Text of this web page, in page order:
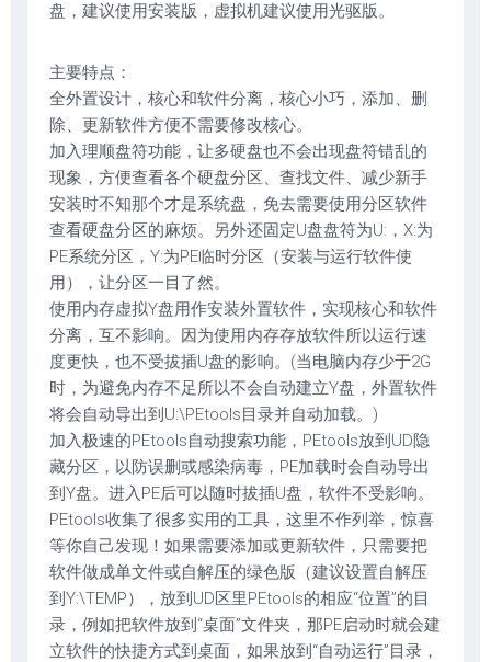
盘，建议使用安装版，虚拟机建议使用光驱版。
主要特点：
全外置设计，核心和软件分离，核心小巧，添加、删
除、更新软件方便不需要修改核心。
加入理顺盘符功能，让多硬盘也不会出现盘符错乱的
现象，方便查看各个硬盘分区、查找文件、减少新手
安装时不知那个才是系统盘，免去需要使用分区软件
查看硬盘分区的麻烦。另外还固定U盘盘符为U:，X:为
PE系统分区，Y:为PE临时分区（安装与运行软件使
用），让分区一目了然。
使用内存虚拟Y盘用作安装外置软件，实现核心和软件
分离，互不影响。因为使用内存存放软件所以运行速
度更快，也不受拔插U盘的影响。(当电脑内存少于2G
时，为避免内存不足所以不会自动建立Y盘，外置软件
将会自动导出到U:\PEtools目录并自动加载。)
加入极速的PEtools自动搜索功能，PEtools放到UD隐
藏分区，以防误删或感染病毒，PE加载时会自动导出
到Y盘。进入PE后可以随时拔插U盘，软件不受影响。
PEtools收集了很多实用的工具，这里不作列举，惊喜
等你自己发现！如果需要添加或更新软件，只需要把
软件做成单文件或自解压的绿色版（建议设置自解压
到Y:\TEMP），放到UD区里PEtools的相应“位置”的目
录，例如把软件放到“桌面”文件夹，那PE启动时就会建
立软件的快捷方式到桌面，如果放到“自动运行”目录，